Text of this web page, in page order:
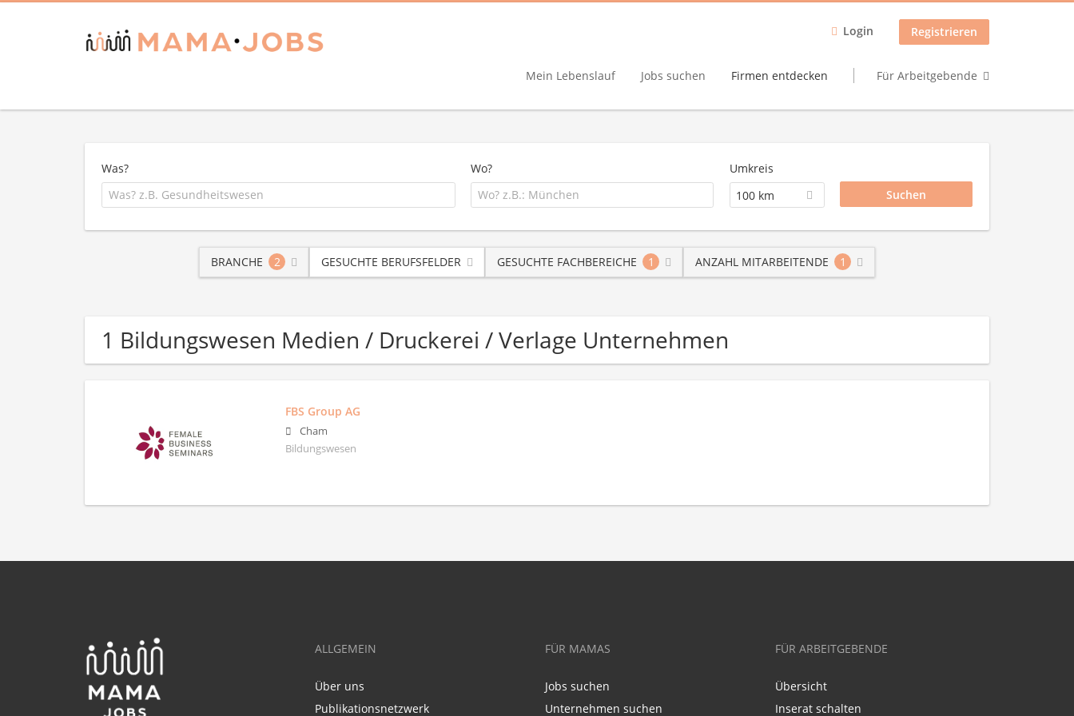
Login Registrieren
Mein Lebenslauf Jobs suchen Firmen entdecken Für Arbeitgebende
Was? Wo?
Umkreis
100 km
BRANCHE 2 GESUCHTE BERUFSFELDER GESUCHTE FACHBEREICHE 1 ANZAHL MITARBEITENDE 1
1 Bildungswesen Medien / Druckerei / Verlage Unternehmen
FBS Group AG
Cham
Bildungswesen
ALLGEMEIN
Über uns
Publikationsnetzwerk
FÜR MAMAS
Jobs suchen
Unternehmen suchen
FÜR ARBEITGEBENDE
Übersicht
Inserat schalten